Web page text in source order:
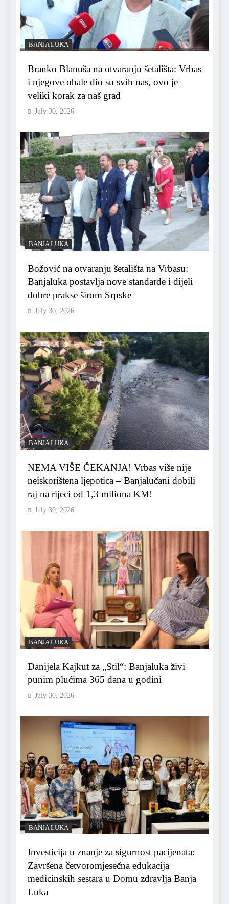
BANJA LUKA
Branko Blanuša na otvaranju šetališta: Vrbas
i njegove obale dio su svih nas, ovo je
veliki korak za naš grad
July 30, 2026
BANJA LUKA
Božović na otvaranju šetališta na Vrbasu:
Banjaluka postavlja nove standarde i dijeli
dobre prakse širom Srpske
July 30, 2026
BANJA LUKA
NEMA VIŠE ČEKANJA! Vrbas više nije
neiskorištena ljepotica – Banjalučani dobili
raj na rijeci od 1,3 miliona KM!
July 30, 2026
BANJA LUKA
Danijela Kajkut za „Stil“: Banjaluka živi
punim plućima 365 dana u godini
July 30, 2026
BANJA LUKA
Investicija u znanje za sigurnost pacijenata:
Završena četvoromjesečna edukacija
medicinskih sestara u Domu zdravlja Banja
Luka